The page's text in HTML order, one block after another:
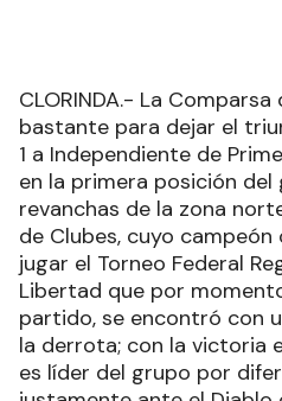
CLORINDA.- La
bastante para dejar el
1 a Independiente de
en la primera posición
revanchas de la zona
de Clubes, cuyo
jugar el Torneo Federal
Libertad que por
partido, se encontró con
la derrota; con la victoria
es líder del grupo por